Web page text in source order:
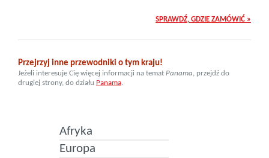
SPRAWDŹ, GDZIE ZAMÓWIĆ »
Przejrzyj inne przewodniki o tym kraju!
Jeżeli interesuje Cię więcej informacji na temat Panama, przejdź do
drugiej strony, do działu Panama.
Afryka
Europa